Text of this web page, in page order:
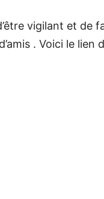
vigilant et de
. Voici le lien